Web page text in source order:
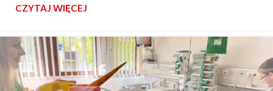
CZYTAJ WIĘCEJ